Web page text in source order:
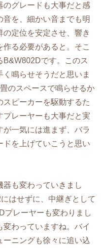
のグレードも大事だと感
音を、細かい音までも明
定位を安定させ、響き
る必要があると。そこ
です。このス
鳴らせそうだと思いま
のスペースで鳴らせるか
スピーカーを駆動するた
レーヤーも大事だと実
一気には進まず、バラ
ドを上げていこうと思い
器も変わっていきまし
はせずに、中継ぎとして
プレーヤーも変わりまし
わっていますね。バイ
ーニングも徐々に追い込